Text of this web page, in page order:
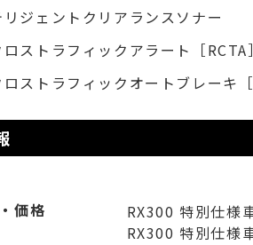
ジェントクリアランスソナー
ロストラフィックアラート［RCTA］
ロストラフィックオートブレーキ
価格
RX300 特別仕
RX300 特別仕